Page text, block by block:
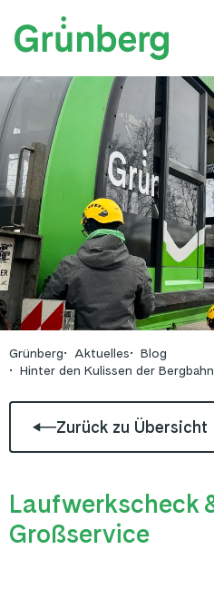
Grünberg Aktuelles
Blog
Hinter den Kulissen der
Zurück zu Übersicht
Laufwerkscheck
Großservice